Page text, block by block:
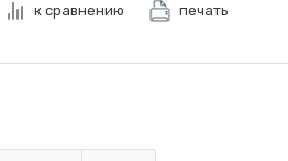
к сравнению печать